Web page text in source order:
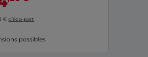
€d’éco-part
possibles